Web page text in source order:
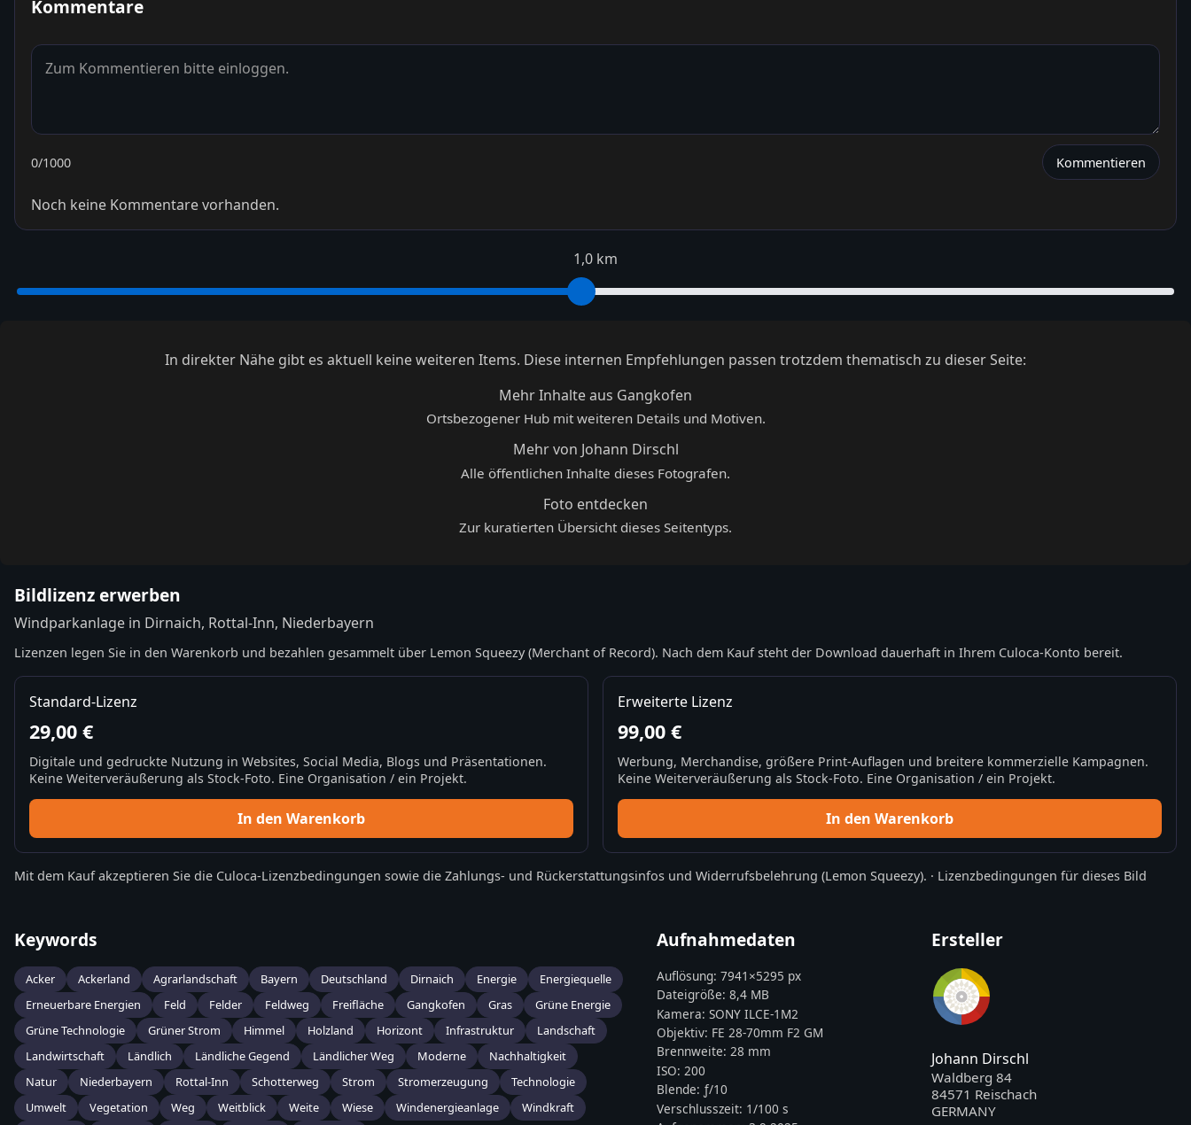
Kommentare
0/1000 Kommentieren
Noch keine Kommentare vorhanden.
1,0 km
In direkter Nähe gibt es aktuell keine weiteren Items. Diese internen Empfehlungen passen trotzdem thematisch zu dieser Seite:
Mehr Inhalte aus Gangkofen
Ortsbezogener Hub mit weiteren Details und Motiven.
Mehr von Johann Dirschl
Alle öffentlichen Inhalte dieses Fotografen.
Foto entdecken
Zur kuratierten Übersicht dieses Seitentyps.
Bildlizenz erwerben
Windparkanlage in Dirnaich, Rottal-Inn, Niederbayern
Lizenzen legen Sie in den Warenkorb und bezahlen gesammelt über Lemon Squeezy (Merchant of Record). Nach dem Kauf steht der Download dauerhaft in Ihrem Culoca-Konto bereit.
Standard-Lizenz
29,00 €
Digitale und gedruckte Nutzung in Websites, Social Media, Blogs und Präsentationen.
Keine Weiterveräußerung als Stock-Foto. Eine Organisation / ein Projekt.
In den Warenkorb
Erweiterte Lizenz
99,00 €
Werbung, Merchandise, größere Print-Auflagen und breitere kommerzielle Kampagnen.
Keine Weiterveräußerung als Stock-Foto. Eine Organisation / ein Projekt.
In den Warenkorb
Mit dem Kauf akzeptieren Sie die Culoca-Lizenzbedingungen sowie die Zahlungs- und Rückerstattungsinfos und Widerrufsbelehrung (Lemon Squeezy). · Lizenzbedingungen für dieses Bild
Keywords
Acker Ackerland Agrarlandschaft Bayern Deutschland Dirnaich Energie
Energiequelle
Erneuerbare Energien
Feld Felder Feldweg Freifläche Gangkofen Gras
Grüne Energie
Grüne Technologie
Grüner Strom Himmel Holzland Horizont Infrastruktur
Landschaft
Landwirtschaft
Ländlich Ländliche Gegend Ländlicher Weg Moderne
Nachhaltigkeit
Natur
Niederbayern Rottal-Inn Schotterweg Strom Stromerzeugung
Technologie
Umwelt
Vegetation Weg Weitblick Weite Wiese Windenergieanlage
Windkraft
Aufnahmedaten
Auflösung:7941 ×5295 px
Dateigröße:8,4 MB
Kamera:SONY ILCE-1M2
Objektiv: FE 28-70mm F2 GM
Brennweite:28 mm
ISO:200
Blende: ƒ/10
Verschlusszeit: 1/100 s
Ersteller
Johann Dirschl
Waldberg 84
84571 Reischach
GERMANY